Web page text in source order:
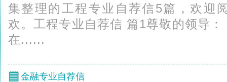
集整理的工程专业自荐信5篇，欢迎
欢。工程专业自荐信 篇1尊敬的
在......
金融专业自荐信